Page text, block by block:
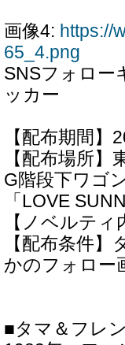
画像4: https://
65_4.png
SNSフォロー
ッカー
【配布期間
【配布場所
G階段下ワゴ
「LOVE
【ノベルテ
【配布条件
かのフォロー
■タマ＆フレ